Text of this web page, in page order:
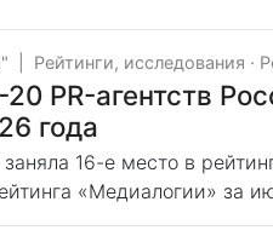
Рейтинги, исследования ·
PR-агентств
года
16-е место в
«Медиалогии» за